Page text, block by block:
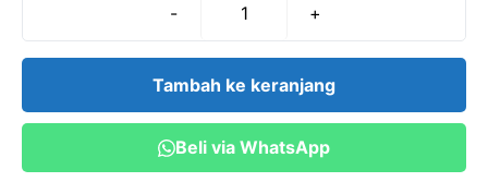
-
Kuantitas
FS
+
Tambah ke keranjang
Beli via WhatsApp